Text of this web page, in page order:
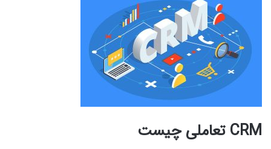
CRM تعاملی چیست